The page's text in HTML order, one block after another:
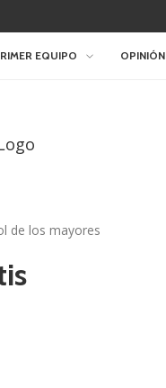
EQUIPO OPINIÓN
de los mayores